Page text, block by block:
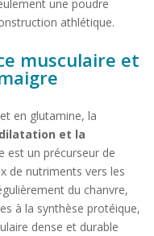
une poudre
athlétique.
musculaire et
en glutamine, la
et la
est un précurseur de
de nutriments vers les
du chanvre,
à la synthèse protéique,
dense et durable